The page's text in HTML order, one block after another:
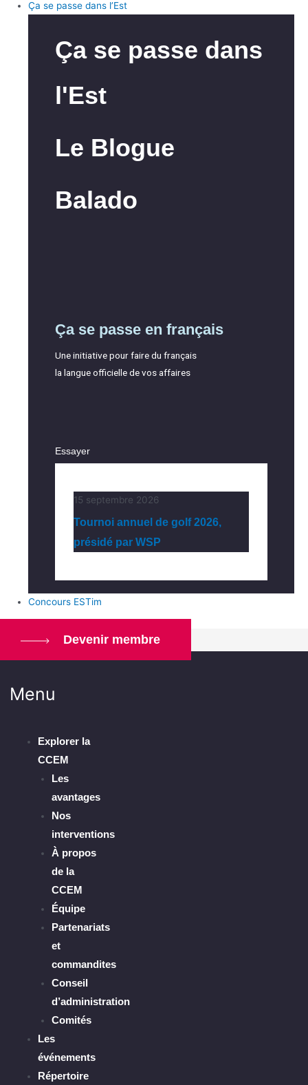
Ça se passe dans l’Est
Ça se passe dans
l'Est
Le Blogue
Balado
Ça se passe en français
Une initiative pour faire du français
la langue officielle de vos affaires
Essayer
15 septembre 2026
Tournoi annuel de golf 2026,
présidé par WSP
Concours ESTim
Devenir membre
Menu
Explorer la
CCEM
Les
avantages
Nos
interventions
À propos
de la
CCEM
Équipe
Partenariats
et
commandites
Conseil
d’administration
Comités
Les
événements
Répertoire